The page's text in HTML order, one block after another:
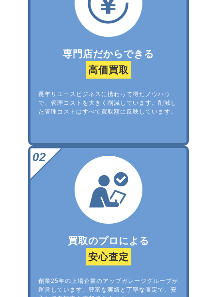
専門店だからできる
高価買取
長年リユースビジネスに携わって得たノウハウ
で、管理コストを大きく削減しています。削減し
た管理コストはすべて買取額に反映しています。
買取のプロによる
安心査定
創業25年の上場企業のアップガレージグループが
運営しています。豊富な実績と丁寧な査定で、安